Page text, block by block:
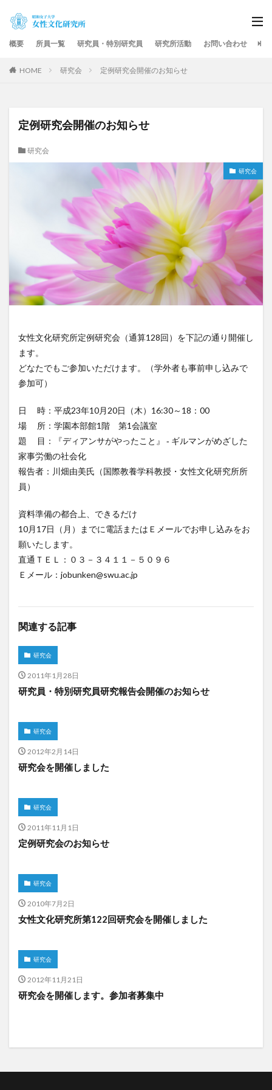
概要 所員一覧 研究員・特別研究員 研究所活動 お問い合わせ
HOME 研究会 定例研究会開催のお知らせ
定例研究会開催のお知らせ
研究会
研究会
女性文化研究所定例研究会（通算128回）を下記の通り開催し
ます。
どなたでもご参加いただけます。（学外者も事前申し込みで
参加可）
日 時：平成23年10月20日（木）16:30～18：00
場 所：学園本部館1階 第1会議室
題 目：『ディアンサがやったこと』 ‐ ギルマンがめざした
家事労働の社会化
報告者：川畑由美氏（国際教養学科教授・女性文化研究所所
員）
資料準備の都合上、できるだけ
10月17日（月）までに電話またはＥメールでお申し込みをお
願いたします。
直通ＴＥＬ：０３－３４１１－５０９６
Ｅメール：jobunken@swu.ac.jp
関連する記事
研究会
2011年1月28日
研究員・特別研究員研究報告会開催のお知らせ
研究会
2012年2月14日
研究会を開催しました
研究会
2011年11月1日
定例研究会のお知らせ
研究会
2010年7月2日
女性文化研究所第122回研究会を開催しました
研究会
2012年11月21日
研究会を開催します。参加者募集中